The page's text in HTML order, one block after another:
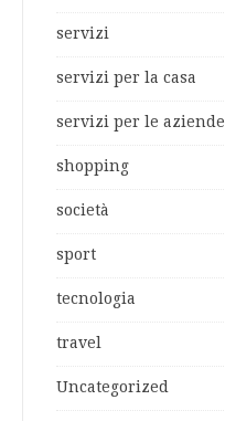
servizi
servizi per la casa
servizi per le aziende
shopping
società
sport
tecnologia
travel
Uncategorized